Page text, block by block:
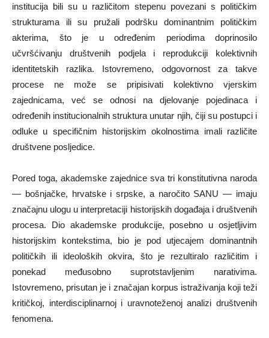
institucija bili su u različitom stepenu povezani s političkim
strukturama ili su pružali podršku dominantnim političkim
akterima, što je u određenim periodima doprinosilo
učvršćivanju društvenih podjela i reprodukciji kolektivnih
identitetskih razlika. Istovremeno, odgovornost za takve
procese ne može se pripisivati kolektivno vjerskim
zajednicama, već se odnosi na djelovanje pojedinaca i
određenih institucionalnih struktura unutar njih, čiji su postupci i
odluke u specifičnim historijskim okolnostima imali različite
društvene posljedice.
Pored toga, akademske zajednice sva tri konstitutivna naroda
— bošnjačke, hrvatske i srpske, a naročito SANU — imaju
značajnu ulogu u interpretaciji historijskih događaja i društvenih
procesa. Dio akademske produkcije, posebno u osjetljivim
historijskim kontekstima, bio je pod utjecajem dominantnih
političkih ili ideoloških okvira, što je rezultiralo različitim i
ponekad međusobno suprotstavljenim narativima.
Istovremeno, prisutan je i značajan korpus istraživanja koji teži
kritičkoj, interdisciplinarnoj i uravnoteženoj analizi društvenih
fenomena.